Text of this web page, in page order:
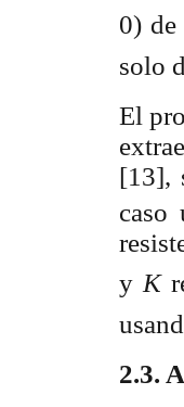
0)
solo
El
[13],
caso
y K
2.3.